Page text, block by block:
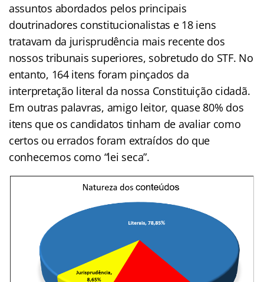
assuntos abordados pelos principais
doutrinadores constitucionalistas e 18 iens
tratavam da jurisprudência mais recente dos
nossos tribunais superiores, sobretudo do STF. No
entanto, 164 itens foram pinçados da
interpretação literal da nossa Constituição cidadã.
Em outras palavras, amigo leitor, quase 80% dos
itens que os candidatos tinham de avaliar como
certos ou errados foram extraídos do que
conhecemos como “lei seca”.